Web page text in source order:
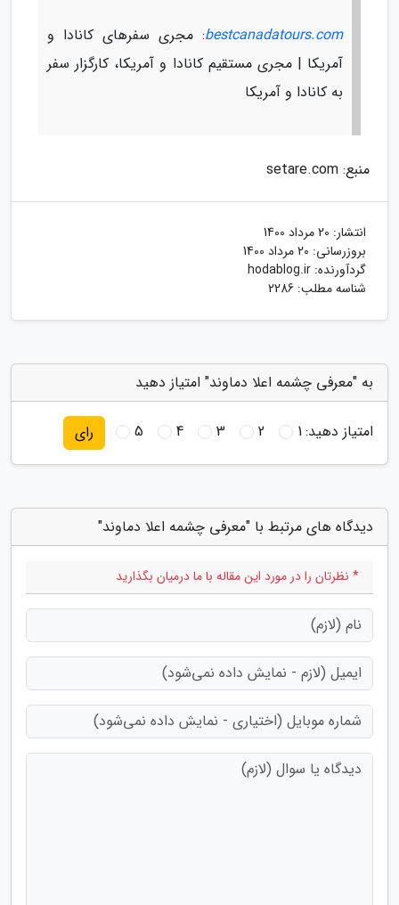
bestcanadatours.com: مجری سفرهای کانادا و
آمریکا | مجری مستقیم کانادا و آمریکا، کارگزار سفر
به کانادا و آمریکا
منبع: setare.com
انتشار: 20 مرداد 1400
بروزرسانی: 20 مرداد 1400
گردآورنده: hodablog.ir
شناسه مطلب: 2286
به "معرفی چشمه اعلا دماوند" امتیاز دهید
امتیاز دهید:1
2
3
4
5 رای
دیدگاه های مرتبط با "معرفی چشمه اعلا دماوند"
* نظرتان را در مورد این مقاله با ما درمیان بگذارید